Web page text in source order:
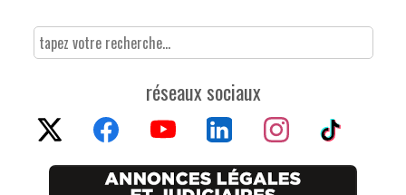
réseaux sociaux